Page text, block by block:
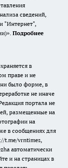
сведений,
"Интернет",
Подробнее
в
праве и не
было форме, в
не иначе
портала не
размещенные на
на
в сообщениях для
t.me/vrntimes,
автоматически
и на страницах в